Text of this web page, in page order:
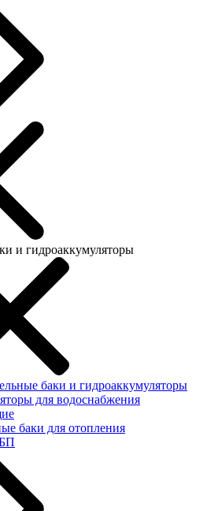
и гидроаккумуляторы
баки и гидроаккумуляторы
для водоснабжения
баки для отопления